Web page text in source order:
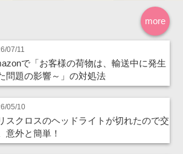
more
07/11
で「お客様の荷物は、輸送中に発生
問題の影響～」の対処法
05/10
スクロスのヘッドライトが切れたので交
意外と簡単！